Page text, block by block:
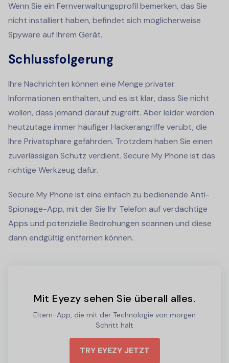
Wenn Sie ein Fernverwaltungsprofil bemerken, das Sie
nicht installiert haben, befindet sich möglicherweise
Spyware auf Ihrem Gerät.
Schlussfolgerung
Ihre Nachrichten können eine Menge privater
Informationen enthalten, und es ist klar, dass Sie nicht
wollen, dass jemand darauf zugreift. Aber leider werden
heutzutage immer häufiger Hackerangriffe verübt, die
Ihre Privatsphäre gefährden. Trotzdem haben Sie einen
zuverlässigen Schutz verdient. Secure My Phone ist das
richtige Werkzeug dafür.
Secure My Phone ist eine einfach zu bedienende Anti-
Spionage-App, mit der Sie Ihr Telefon auf verdächtige
Apps und potenzielle Bedrohungen scannen und diese
dann endgültig entfernen können.
Mit Eyezy sehen Sie überall alles.
Eltern-App, die mit der Technologie von morgen
Schritt hält
TRY EYEZY JETZT